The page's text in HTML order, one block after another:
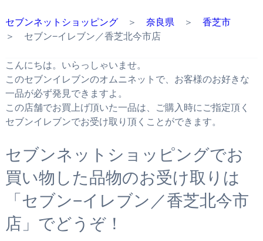
セブンネットショッピング＞ 奈良県 ＞ 香芝市
＞ セブン−イレブン／香芝北今市店
こんにちは。いらっしゃいませ。
このセブンイレブンのオムニネットで、お客様のお好きな
一品が必ず発見できますよ。
この店舗でお買上げ頂いた一品は、ご購入時にご指定頂く
セブンイレブンでお受け取り頂くことができます。
セブンネットショッピングでお
買い物した品物のお受け取りは
「セブン−イレブン／香芝北今市
店」でどうぞ！